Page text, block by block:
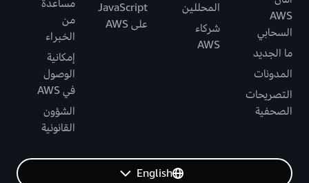
AWS
السحابي
ما الجديد
المدونات
التصريحات
الصحفية
المحللين
شركاء
AWS
JavaScript
على AWS
مساعدة
من
الخبراء
إمكانية
الوصول
في AWS
الشؤون
القانونية
English